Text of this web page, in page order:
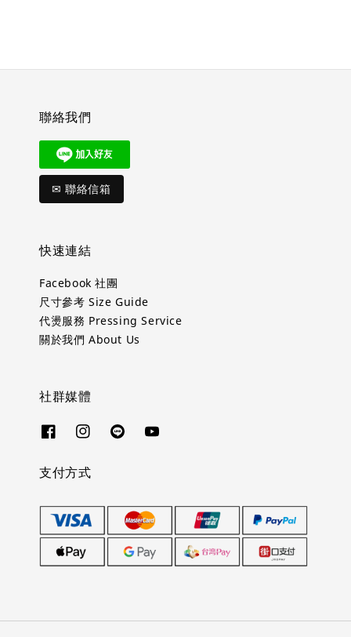
聯絡我們
✉ 聯絡信箱
快速連結
Facebook 社團
尺寸參考 Size Guide
代燙服務 Pressing Service
關於我們 About Us
社群媒體
支付方式